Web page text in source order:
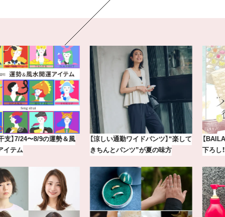
【涼しい通勤ワイドパンツ】“楽して
きちんとパンツ”が夏の味方
【BAILA×OMO】ウオズミアミ描き
下ろし！金沢の旅リスト